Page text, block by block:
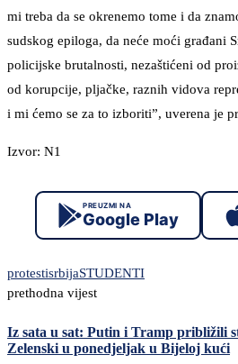
mi treba da se okrenemo tome i da
sudskog epiloga, da neće moći građani
policijske brutalnosti, nezaštićeni od
od korupcije, pljačke, raznih vidova
i mi ćemo se za to izboriti”, uverena je
Izvor: N1
PREUZMI NA
Google Play
protestisrbijaSTUDENTI
prethodna vijest
Iz sata u sat: Putin i Tramp približili
Zelenski u ponedjeljak u Bijeloj kući